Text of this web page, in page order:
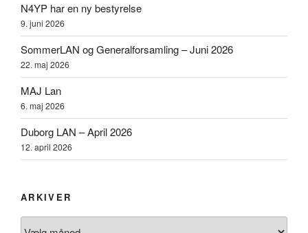
N4YP har en ny bestyrelse
9. juni 2026
SommerLAN og Generalforsamling – Juni 2026
22. maj 2026
MAJ Lan
6. maj 2026
Duborg LAN – April 2026
12. april 2026
ARKIVER